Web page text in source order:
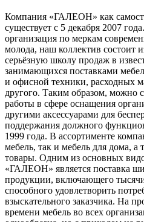
Компания «ГАЛЕОН» как
существует с 5 декабря 2007
организация по меркам
молода, наш коллектив состоит
серьёзную школу продаж в
занимающихся поставками
и офисной техники, расходных
другого. Таким образом, можно
работы в сфере оснащения
другими аксессуарами для
поддержания должного
1999 года. В ассортименте
мебель, так и мебель для дома,
товары. Одним из основных
«ГАЛЕОН» является поставка
продукции, включающего
способного удовлетворить
взыскательного заказчика. На
времени мебель во всех